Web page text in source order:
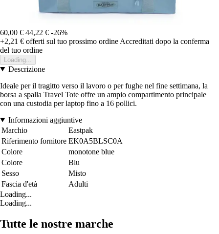
60,00 € 44,22 € -26%
+2,21 € offerti sul tuo prossimo ordine Accreditati dopo la conferma
del tuo ordine
Loading...
Descrizione
Ideale per il tragitto verso il lavoro o per fughe nel fine settimana, la
borsa a spalla Travel Tote offre un ampio compartimento principale
con una custodia per laptop fino a 16 pollici.
Informazioni aggiuntive
Marchio
Eastpak
Riferimento fornitore EK0A5BLSC0A
Colore
monotone blue
Colore
Blu
Sesso
Misto
Fascia d'età
Adulti
Loading...
Loading...
Tutte le nostre marche